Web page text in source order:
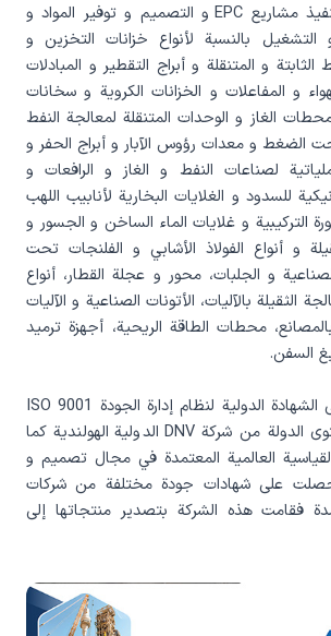
المقاولة العامة و تنفيذ مشاريع EPC و التصميم و توفير المواد و
التشغيل بالنسبة لأنواع خزانات التخزين و
و المتنقلة و أبراج التقطير و المبادلات
و المفاعلات و الخزانات الکروية و سخانات
محطات الغاز و الوحدات المتنقلة لمعالجة النفط
الضغط و معدات رؤوس الآبار و أبراج الحفر و
لصناعات النفط و الغاز و الرافعات و
للسدود و الغلايات البخارية لأنابيب اللهب
الترکيبية و غلايات الماء الساخن و الجسور و
و أنواع الفولاذ الأشابي و الفلنجات تحت
و الجلبات، محور و عجلة القطار، أنواع
الثقيلة بالآليات، الأتونات الصناعية و الآليات
محطات الطاقة الريحية، أجهزة ترميد
السفن.
و حصلت الشرکة علی الشهادة الدولية لنظام إدارة الجودة ISO 9001
للمرة الأولی في مستوی الدولة من شرکة DNV الدولية الهولندية کما
العالمية المعتمدة في مجال تصميم و
حصلت علی شهادات جودة مختلفة من شرکات
فقامت هذه الشرکة بتصدير منتجاتها إلی